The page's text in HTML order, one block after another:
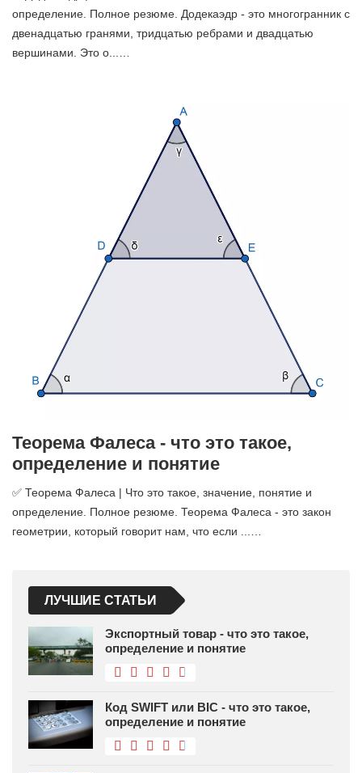
определение. Полное резюме. Додекаэдр - это многогранник с
двенадцатью гранями, тридцатью ребрами и двадцатью
вершинами. Это о...…
Теорема Фалеса - что это такое,
определение и понятие
✅ Теорема Фалеса | Что это такое, значение, понятие и
определение. Полное резюме. Теорема Фалеса - это закон
геометрии, который говорит нам, что если ...…
ЛУЧШИЕ СТАТЬИ
Экспортный товар - что это такое,
определение и понятие
Код SWIFT или BIC - что это такое,
определение и понятие